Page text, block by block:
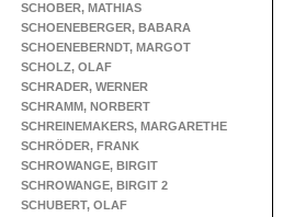
SCHOBER, MATHIAS
SCHOENEBERGER, BABARA
SCHOENEBERNDT, MARGOT
SCHOLZ, OLAF
SCHRADER, WERNER
SCHRAMM, NORBERT
SCHREINEMAKERS, MARGARETHE
SCHRÖDER, FRANK
SCHROWANGE, BIRGIT
SCHROWANGE, BIRGIT 2
SCHUBERT, OLAF